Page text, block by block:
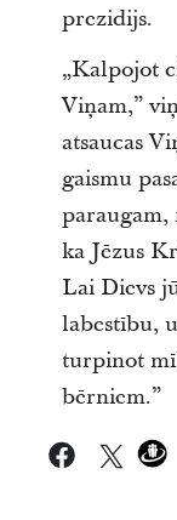
prezidijs.
„Kalpojot
Viņam,”
atsaucas
gaismu
paraugam,
ka Jēzus
Lai Dievs
labestību,
turpinot
bērniem.”